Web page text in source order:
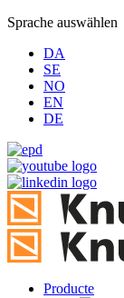
Sprache auswählen
DA
SE
NO
EN
DE
Producte